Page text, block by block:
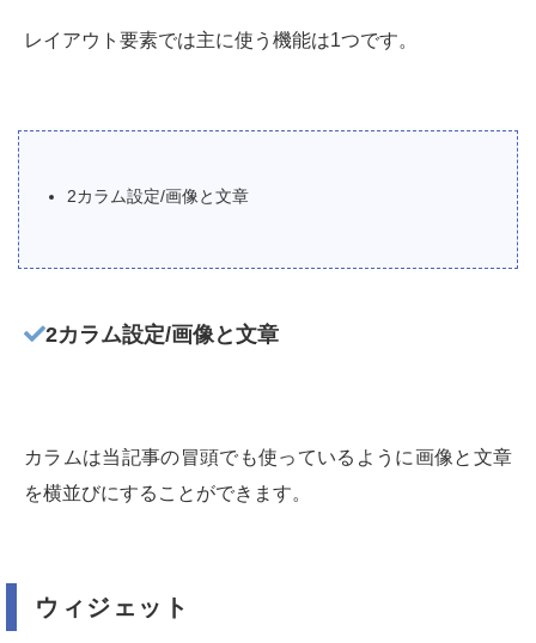
レイアウト要素では主に使う機能は1つです。
2カラム設定/画像と文章
2カラム設定/画像と文章
カラムは当記事の冒頭でも使っているように画像と文章
を横並びにすることができます。
ウィジェット